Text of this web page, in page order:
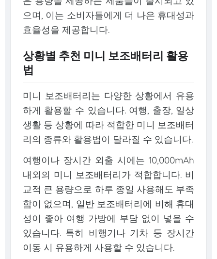
으며, 이는 소비자들에게 더 나은 휴대성과
효율성을 제공합니다.
상황별 추천 미니 보조배터리 활용
법
미니 보조배터리는 다양한 상황에서 유용
하게 활용할 수 있습니다. 여행, 출장, 일상
생활 등 상황에 따라 적합한 미니 보조배터
리의 종류와 활용법이 달라질 수 있습니다.
여행이나 장시간 외출 시에는 10,000mAh
내외의 미니 보조배터리가 적합합니다. 비
교적 큰 용량으로 하루 종일 사용해도 부족
함이 없으며, 일반 보조배터리에 비해 휴대
성이 좋아 여행 가방에 부담 없이 넣을 수
있습니다. 특히 비행기나 기차 등 장시간
이동 시 유용하게 사용할 수 있습니다.